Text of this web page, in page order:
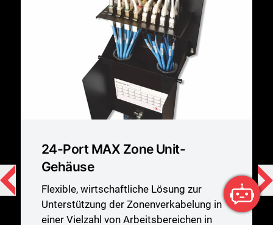
UltraMAX™ UTP-
Kupferanschlüsse
Unsere innovativen Steckdosen zeichnen
sich durch Benutzerfreundlichkeit,
Qualität und Leistung in einem schlanken